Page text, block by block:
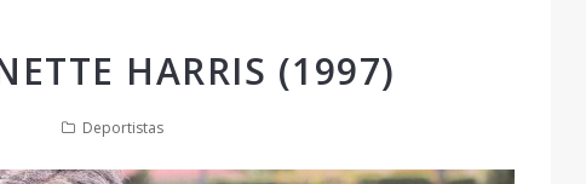
HARRIS (1997)
Deportistas